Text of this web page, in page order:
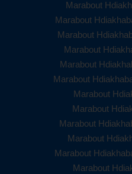
Marabout
Marabout
Marabout
Marabout
Marabout
Marabout
Marabout
Marabout
Marabout
Marabout
Marabout
Marabout